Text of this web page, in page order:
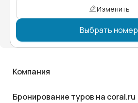
Изменить
Выбрать номер
Компания
Бронирование туров на coral.ru